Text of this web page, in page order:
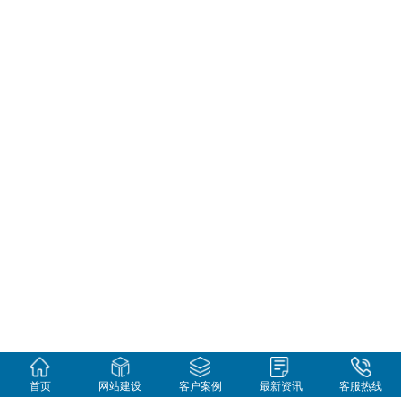
首页 网站建设 客户案例 最新资讯 客服热线